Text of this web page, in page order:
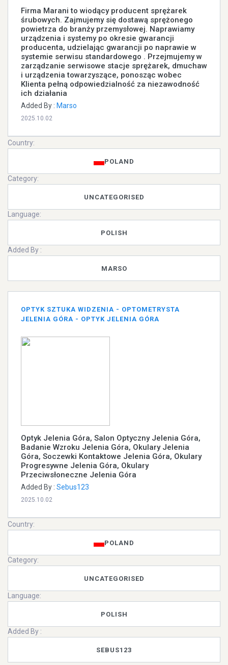
Firma Marani to wiodący producent sprężarek
śrubowych. Zajmujemy się dostawą sprężonego
powietrza do branży przemysłowej. Naprawiamy
urządzenia i systemy po okresie gwarancji
producenta, udzielając gwarancji po naprawie w
systemie serwisu standardowego . Przejmujemy w
zarządzanie serwisowe stacje sprężarek, dmuchaw
i urządzenia towarzyszące, ponosząc wobec
Klienta pełną odpowiedzialność za niezawodność
ich działania
Added By : Marso
2025.10.02
Country:
POLAND
Category:
UNCATEGORISED
Language:
POLISH
Added By :
MARSO
OPTYK SZTUKA WIDZENIA - OPTOMETRYSTA
JELENIA GÓRA - OPTYK JELENIA GÓRA
Optyk Jelenia Góra, Salon Optyczny Jelenia Góra,
Badanie Wzroku Jelenia Góra, Okulary Jelenia
Góra, Soczewki Kontaktowe Jelenia Góra, Okulary
Progresywne Jelenia Góra, Okulary
Przeciwsłoneczne Jelenia Góra
Added By : Sebus123
2025.10.02
Country:
POLAND
Category:
UNCATEGORISED
Language:
POLISH
Added By :
SEBUS123